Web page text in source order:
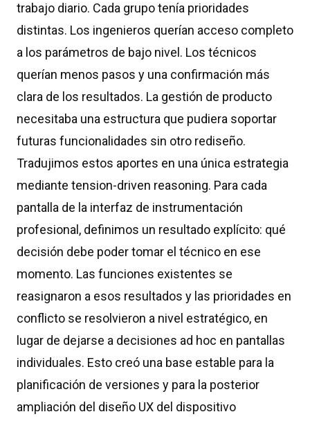
trabajo diario. Cada grupo tenía prioridades
distintas. Los ingenieros querían acceso completo
a los parámetros de bajo nivel. Los técnicos
querían menos pasos y una confirmación más
clara de los resultados. La gestión de producto
necesitaba una estructura que pudiera soportar
futuras funcionalidades sin otro rediseño.
Tradujimos estos aportes en una única estrategia
mediante tension-driven reasoning. Para cada
pantalla de la interfaz de instrumentación
profesional, definimos un resultado explícito: qué
decisión debe poder tomar el técnico en ese
momento. Las funciones existentes se
reasignaron a esos resultados y las prioridades en
conflicto se resolvieron a nivel estratégico, en
lugar de dejarse a decisiones ad hoc en pantallas
individuales. Esto creó una base estable para la
planificación de versiones y para la posterior
ampliación del diseño UX del dispositivo